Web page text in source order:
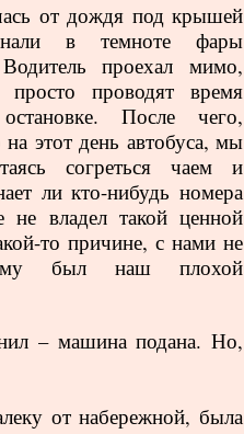
от дождя под крышей
в темноте фары
Водитель проехал мимо,
проводят время
После чего,
этот день автобуса, мы
согреться чаем и
ли кто-нибудь номера
не владел такой ценной
то причине, с нами не
был наш плохой
– машина подана. Но,
от набережной, была